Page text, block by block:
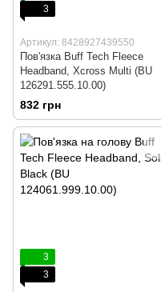
3
Артикул: 8428927439550
Пов'язка Buff Tech Fleece
Headband, Xcross Multi (BU
126291.555.10.00)
832 грн
3
3